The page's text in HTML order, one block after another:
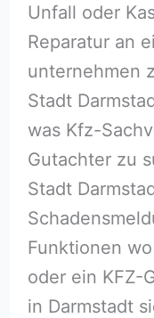
Unfall oder
Reparatur an
unternehmen
Stadt
was Kfz-
Gutachter zu
Stadt
Funktionen
oder ein KFZ-
in Darmstadt